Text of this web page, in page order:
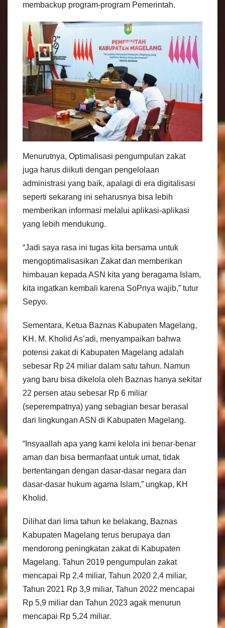
membackup program-program Pemerintah.
Menurutnya, Optimalisasi pengumpulan zakat
juga harus diikuti dengan pengelolaan
administrasi yang baik, apalagi di era digitalisasi
seperti sekarang ini seharusnya bisa lebih
memberikan informasi melalui aplikasi-aplikasi
yang lebih mendukung.
“Jadi saya rasa ini tugas kita bersama untuk
mengoptimalisasikan Zakat dan memberikan
himbauan kepada ASN kita yang beragama Islam,
kita ingatkan kembali karena SoPnya wajib,” tutur
Sepyo.
Sementara, Ketua Baznas Kabupaten Magelang,
KH. M. Kholid As’adi, menyampaikan bahwa
potensi zakat di Kabupaten Magelang adalah
sebesar Rp 24 miliar dalam satu tahun. Namun
yang baru bisa dikelola oleh Baznas hanya sekitar
22 persen atau sebesar Rp 6 miliar
(seperempatnya) yang sebagian besar berasal
dari lingkungan ASN di Kabupaten Magelang.
“Insyaallah apa yang kami kelola ini benar-benar
aman dan bisa bermanfaat untuk umat, tidak
bertentangan dengan dasar-dasar negara dan
dasar-dasar hukum agama Islam,” ungkap, KH
Kholid.
Dilihat dari lima tahun ke belakang, Baznas
Kabupaten Magelang terus berupaya dan
mendorong peningkatan zakat di Kabupaten
Magelang. Tahun 2019 pengumpulan zakat
mencapai Rp 2,4 miliar, Tahun 2020 2,4 miliar,
Tahun 2021 Rp 3,9 miliar, Tahun 2022 mencapai
Rp 5,9 miliar dan Tahun 2023 agak menurun
mencapai Rp 5,24 miliar.